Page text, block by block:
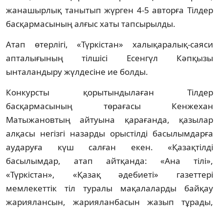
жанашырлық танытып жүрген 4-5 авторға Тiлдер
басқармасының алғыс хаты тапсырылды.
Атап өтерлiгi, «Түркiстан» халықаралық-саяси
апталығының тiлшiсi Есенгүл Кәпқызы
ынталандыру жүлдесiне ие болды.
Конкурсты қорытындылаған Тiлдер
басқармасының төрағасы Кенжехан
Матыжановтың айтуына қарағанда, қазылар
алқасы негiзгi назарды орыстiлдi басылымдарға
аударуға күш салған екен. «Қазақтiлдi
басылымдар, атап айтқанда: «Ана тiлi»,
«Түркiстан», «Қазақ әдебиетi» газеттерi
мемлекеттiк тiл туралы мақалаларды байқау
жариялансын, жарияланбасын жазып тұрады,